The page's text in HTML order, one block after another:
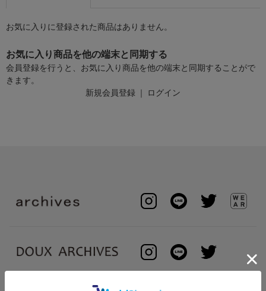
お気に入りに登録された商品はありません。
お気に入り商品を他の端末と同期する
会員登録を行うと、お気に入り商品を他の端末と同期することがで
きます。
新規会員登録 ｜ ログイン